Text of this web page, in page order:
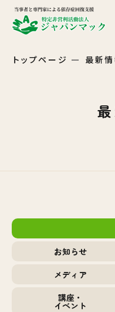
トップページ 最新情
お知らせ
メディア
講座・
イベント